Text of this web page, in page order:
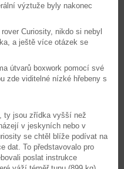
výztuže byly nakonec
Curiosity, nikdo si nebyl
a ještě více otázek se
útvarů boxwork pomocí své
zde viditelné nízké hřebeny s
ty jsou zřídka vyšší než
v jeskyních nebo v
se chtěl blíže podívat na
dat. To představovalo pro
poslat instrukce